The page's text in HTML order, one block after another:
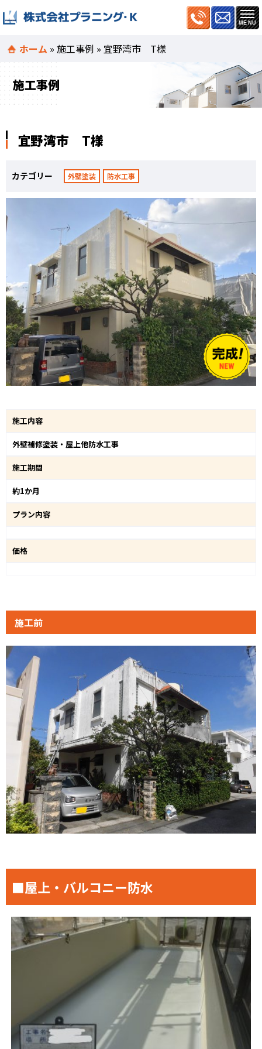
ホーム »施工事例 » 宜野湾市 T様
施工事例
宜野湾市 T様
カテゴリー 外壁塗装 防水工事
施工内容
外壁補修塗装・屋上他防水工事
施工期間
約1か月
プラン内容
価格
施工前
■屋上・バルコニー防水